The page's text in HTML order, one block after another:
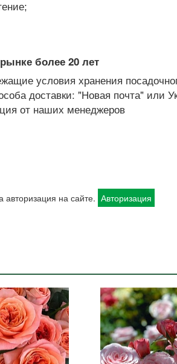
более 20 лет
условия хранения
доставки: "Новая почта" или
от наших менеджеров
на сайте. Авторизация